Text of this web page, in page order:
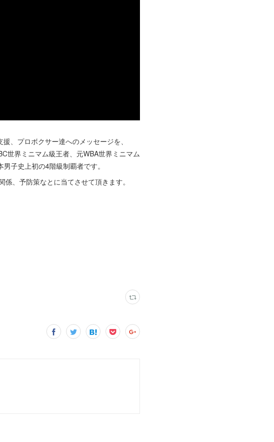
、プロボクサー達へのメッセージを、
世界ミニマム級王者、元WBA世界ミニマム
子史上初の4階級制覇者です。
、予防策なとに当てさせて頂きます。